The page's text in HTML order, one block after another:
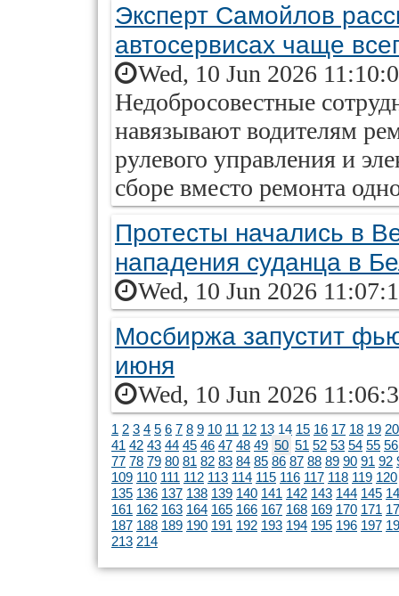
Эксперт Самойлов
автосервисах чаще
Wed, 10 Jun 2026
Недобросовестные
навязывают водителям
рулевого управления и
сборе вместо ремонта
Протесты начались в
нападения суданца в
Wed, 10 Jun 2026
Мосбиржа запустит
июня
Wed, 10 Jun 2026
1 2 3 4 5 6 7 8 9 10 11 12 13 14 15 16 17 18 19 20
41 42 43 44 45 46 47 48 49 50 51 52 53 54 55 56
77 78 79 80 81 82 83 84 85 86 87 88 89 90 91 92
109 110 111 112 113 114 115 116 117 118 119 120
135 136 137 138 139 140 141 142 143 144 145
161 162 163 164 165 166 167 168 169 170 171
187 188 189 190 191 192 193 194 195 196 197
213 214